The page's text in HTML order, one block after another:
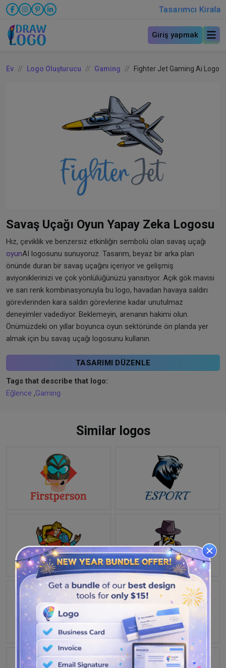
Tasarımcı Kirala
Giriş yapmak
Ev Logo Oluşturucu Gaming Fighter Jet Gaming Ai Logo
Savaş Uçağı Oyun Yapay Zeka Logosu
Hız, çeviklik ve benzersiz etkinliğin sembolü olan savaş uçağı
oyunAI logosunu sunuyoruz. Tasarım, beyaz bir arka plan
önünde duran bir savaş uçağını içeriyor ve gelişmiş
aviyoniklerinizi ve çok yönlülüğünüzü yansıtıyor. Açık gök mavisi
ve sarı renk kombinasyonuyla bu logo, havadan havaya saldırı
görevlerinden kara saldırı görevlerine kadar unutulmaz
deneyimler vadediyor. Beklemeyin, arenanın hakimi olun.
Önümüzdeki on yıllar boyunca oyun sektöründe ön planda yer
almak için bu savaş uçağı logosunu kullanın.
TASARIMI DÜZENLE
Tags that describe that logo:
Eğlence ,Gaming
Similar logos